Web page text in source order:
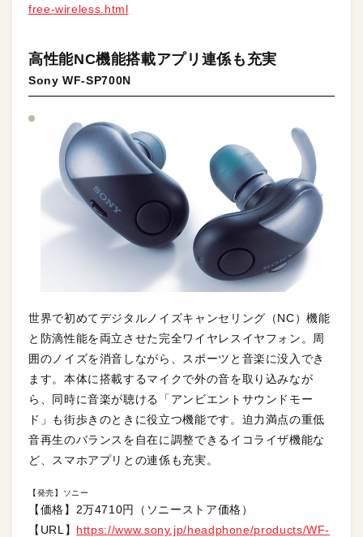
free-wireless.html
高性能NC機能搭載アプリ連係も充実
Sony WF-SP700N
世界で初めてデジタルノイズキャンセリング（NC）機能
と防滴性能を両立させた完全ワイヤレスイヤフォン。周
囲のノイズを消音しながら、スポーツと音楽に没入でき
ます。本体に搭載するマイクで外の音を取り込みなが
ら、同時に音楽が聴ける「アンビエントサウンドモー
ド」も街歩きのときに役立つ機能です。迫力満点の重低
音再生のバランスを自在に調整できるイコライザ機能な
ど、スマホアプリとの連係も充実。
【発売】ソニー
【価格】2万4710円（ソニーストア価格）
【URL】 https://www.sony.jp/headphone/products/WF-